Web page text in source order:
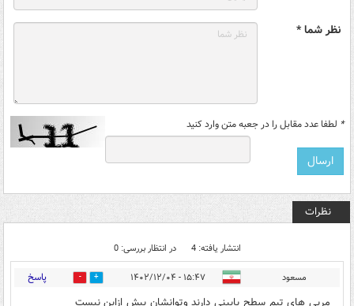
نظر شما *
* لطفا عدد مقابل را در جعبه متن وارد کنید
نظرات
انتشار یافته: 4 در انتظار بررسی: 0
مسعود ۱۵:۴۷ - ۱۴۰۲/۱۲/۰۴ 1 پاسخ
مربی های تیم سطح پایینی دارند وتوانشان بیش ازاین نیست